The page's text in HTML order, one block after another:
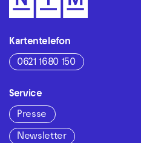
Kartentelefon
0621 1680 150
Service
Presse
Newsletter